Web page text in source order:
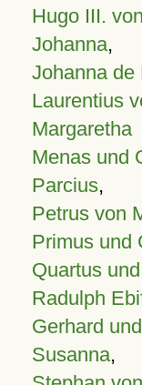
Hugo III.
Johanna,
Johanna de
Laurentius
Margaretha
Menas und
Parcius,
Petrus von
Primus und
Quartus
Radulph
Gerhard
Susanna,